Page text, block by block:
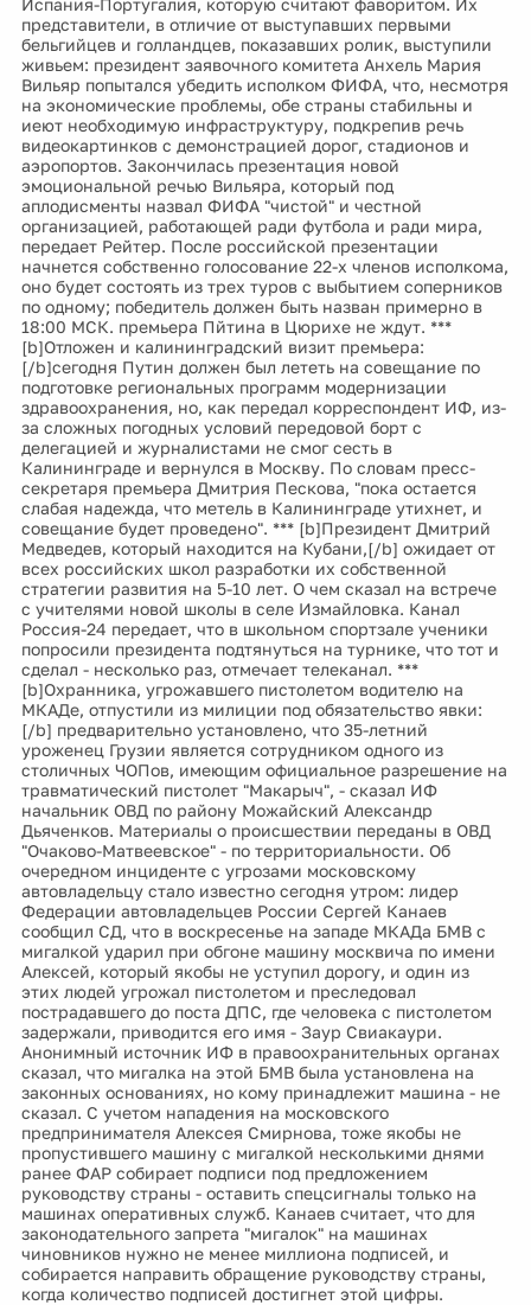
представители, в отличие от выступавших первыми
бельгийцев и голландцев, показавших ролик, выступили
живьем: президент заявочного комитета Анхель Мария
Вильяр попытался убедить исполком ФИФА, что, несмотря
на экономические проблемы, обе страны стабильны и
иеют необходимую инфраструктуру, подкрепив речь
видеокартинков с демонстрацией дорог, стадионов и
аэропортов. Закончилась презентация новой
эмоциональной речью Вильяра, который под
аплодисменты назвал ФИФА "чистой" и честной
организацией, работающей ради футбола и ради мира,
передает Рейтер. После российской презентации
начнется собственно голосование 22-х членов исполкома,
оно будет состоять из трех туров с выбытием соперников
по одному; победитель должен быть назван примерно в
18:00 МСК. премьера Пйтина в Цюрихе не ждут. ***
[b]Отложен и калининградский визит премьера:
[/b]сегодня Путин должен был лететь на совещание по
подготовке региональных программ модернизации
здравоохранения, но, как передал корреспондент ИФ, из-
за сложных погодных условий передовой борт с
делегацией и журналистами не смог сесть в
Калининграде и вернулся в Москву. По словам пресс-
секретаря премьера Дмитрия Пескова, "пока остается
слабая надежда, что метель в Калининграде утихнет, и
совещание будет проведено". *** [b]Президент Дмитрий
Медведев, который находится на Кубани,[/b] ожидает от
всех российских школ разработки их собственной
стратегии развития на 5-10 лет. О чем сказал на встрече
с учителями новой школы в селе Измайловка. Канал
Россия-24 передает, что в школьном спортзале ученики
попросили президента подтянуться на турнике, что тот и
сделал - несколько раз, отмечает телеканал. ***
[b]Охранника, угрожавшего пистолетом водителю на
МКАДе, отпустили из милиции под обязательство явки:
[/b] предварительно установлено, что 35-летний
уроженец Грузии является сотрудником одного из
столичных ЧОПов, имеющим официальное разрешение на
травматический пистолет "Макарыч", - сказал ИФ
начальник ОВД по району Можайский Александр
Дьяченков. Материалы о происшествии переданы в ОВД
"Очаково-Матвеевское" - по территориальности. Об
очередном инциденте с угрозами московскому
автовладельцу стало известно сегодня утром: лидер
Федерации автовладельцев России Сергей Канаев
сообщил СД, что в воскресенье на западе МКАДа БМВ с
мигалкой ударил при обгоне машину москвича по имени
Алексей, который якобы не уступил дорогу, и один из
этих людей угрожал пистолетом и преследовал
пострадавшего до поста ДПС, где человека с пистолетом
задержали, приводится его имя - Заур Свиакаури.
Анонимный источник ИФ в правоохранительных органах
сказал, что мигалка на этой БМВ была установлена на
законных основаниях, но кому принадлежит машина - не
сказал. С учетом нападения на московского
предпринимателя Алексея Смирнова, тоже якобы не
пропустившего машину с мигалкой несколькими днями
ранее ФАР собирает подписи под предложением
руководству страны - оставить спецсигналы только на
машинах оперативных служб. Канаев считает, что для
законодательного запрета "мигалок" на машинах
чиновников нужно не менее миллиона подписей, и
собирается направить обращение руководству страны,
когда количество подписей достигнет этой цифры.